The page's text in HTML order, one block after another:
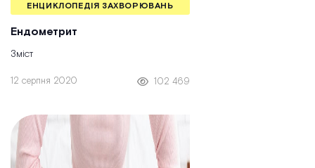
ЕНЦИКЛОПЕДІЯ ЗАХВОРЮВАНЬ
Ендометрит
Зміст
12 серпня 2020 102 469